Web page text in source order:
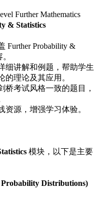
Further Mathematics
& Statistics
Further Probability &
细讲解和例题，帮助学生
的理论及其应用。
桥考试风格一致的题目，
资源，增强学习体验。
模块，以下是主要
Distributions)